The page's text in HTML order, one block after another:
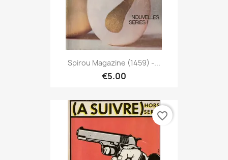
Spirou Magazine (1459) -...
€5.00
favorite_border